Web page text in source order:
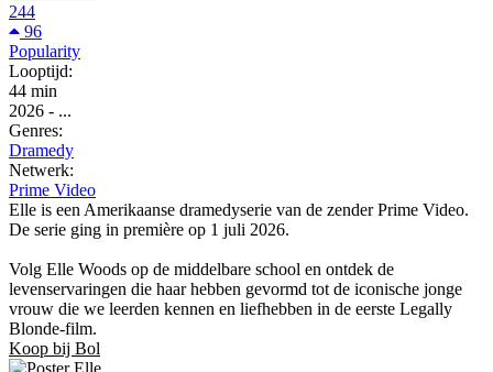
244
96
Popularity
Looptijd:
44 min
2026 - ...
Genres:
Dramedy
Netwerk:
Prime Video
Elle is een Amerikaanse dramedyserie van de zender Prime Video.
De serie ging in première op 1 juli 2026.
Volg Elle Woods op de middelbare school en ontdek de
levenservaringen die haar hebben gevormd tot de iconische jonge
vrouw die we leerden kennen en liefhebben in de eerste Legally
Blonde-film.
Koop bij Bol